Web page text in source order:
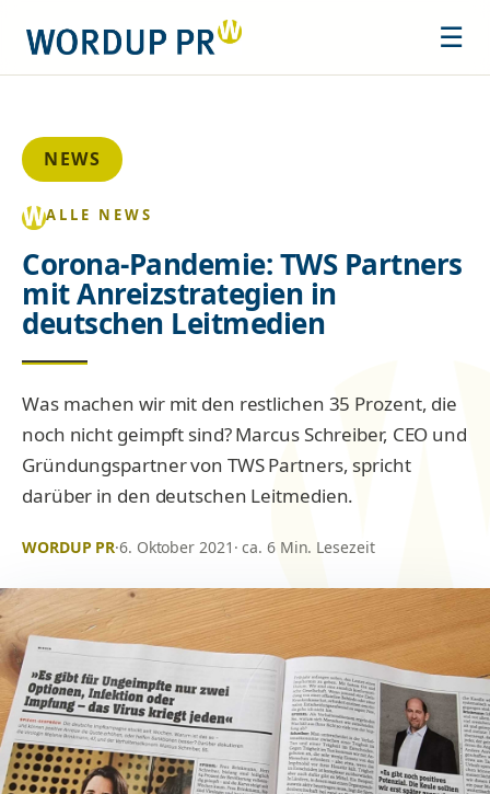
☰
NEWS
ALLE NEWS
Corona-Pandemie: TWS Partners
mit Anreizstrategien in
deutschen Leitmedien
Was machen wir mit den restlichen 35 Prozent, die
noch nicht geimpft sind? Marcus Schreiber, CEO und
Gründungspartner von TWS Partners, spricht
darüber in den deutschen Leitmedien.
WORDUP PR·6. Oktober 2021 · ca. 6 Min. Lesezeit